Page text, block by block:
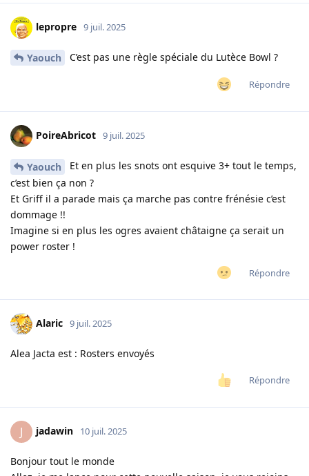
lepropre 9 juil. 2025
Yaouch C’est pas une règle spéciale du Lutèce Bowl ?
Répondre
PoireAbricot 9 juil. 2025
Yaouch
Et en plus les snots ont esquive 3+ tout le temps,
c’est bien ça non ?
Et Griff il a parade mais ça marche pas contre frénésie c’est
dommage !!
Imagine si en plus les ogres avaient châtaigne ça serait un
power roster !
Répondre
Alaric 9 juil. 2025
Alea Jacta est : Rosters envoyés
Répondre
J jadawin 10 juil. 2025
Bonjour tout le monde